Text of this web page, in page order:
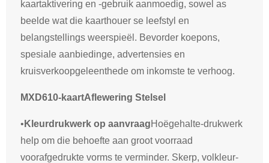
kaartaktivering en -gebruik aanmoedig, sowel as
beelde wat die kaarthouer se leefstyl en
belangstellings weerspieël. Bevorder koepons,
spesiale aanbiedinge, advertensies en
kruisverkoopgeleenthede om inkomste te verhoog.
MXD610-kaartAflewering Stelsel
• Kleurdrukwerk op aanvraagHoëgehalte-drukwerk
help om die behoefte aan groot voorraad
voorafgedrukte vorms te verminder. Skerp, volkleur-